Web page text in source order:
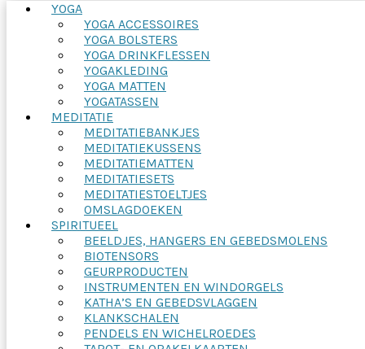
YOGA
YOGA ACCESSOIRES
YOGA BOLSTERS
YOGA DRINKFLESSEN
YOGAKLEDING
YOGA MATTEN
YOGATASSEN
MEDITATIE
MEDITATIEBANKJES
MEDITATIEKUSSENS
MEDITATIEMATTEN
MEDITATIESETS
MEDITATIESTOELTJES
OMSLAGDOEKEN
SPIRITUEEL
BEELDJES, HANGERS EN GEBEDSMOLENS
BIOTENSORS
GEURPRODUCTEN
INSTRUMENTEN EN WINDORGELS
KATHA’S EN GEBEDSVLAGGEN
KLANKSCHALEN
PENDELS EN WICHELROEDES